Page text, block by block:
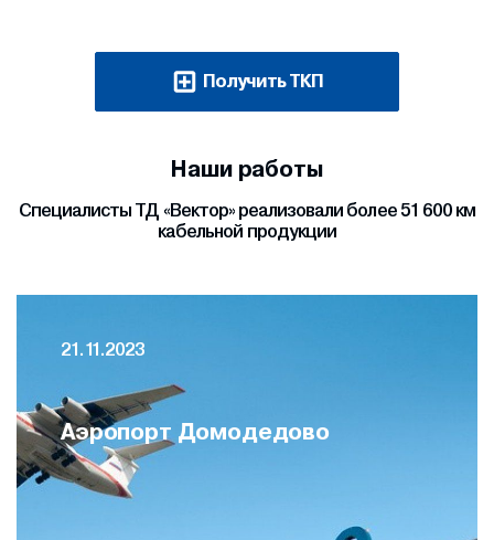
Получить ТКП
Наши работы
Специалисты ТД «Вектор» реализовали более 51 600 км
кабельной продукции
21.11.2023
Аэропорт Домодедово